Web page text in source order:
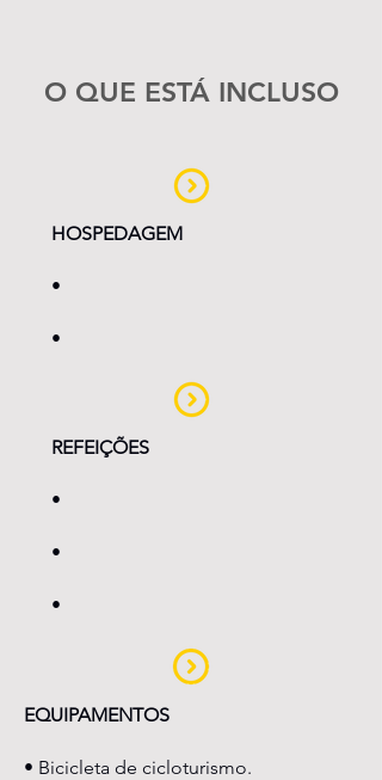
O QUE ESTÁ INCLUSO
HOSPEDAGEM
•
•
REFEIÇÕES
•
•
•
EQUIPAMENTOS
• Bicicleta de cicloturismo.